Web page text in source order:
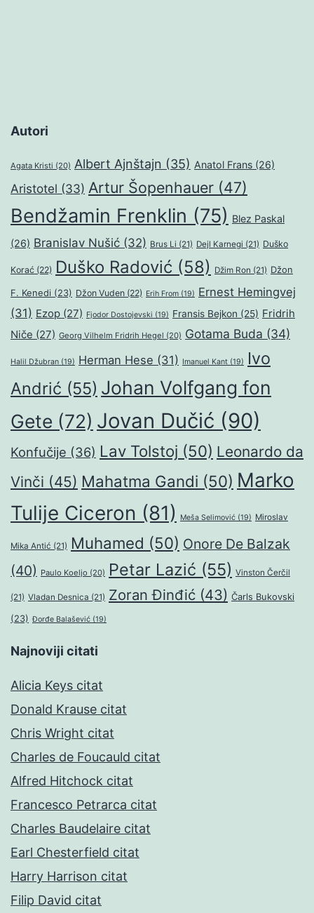
Autori
Agata Kristi (20) Albert Ajnštajn (35) Anatol Frans (26)
Aristotel (33) Artur Šopenhauer (47)
Bendžamin Frenklin (75) Blez Paskal
(26) Branislav Nušić (32) Brus Li (21) Dejl Karnegi (21) Duško
Korać (22) Duško Radović (58) Džim Ron (21) Džon
F. Kenedi (23) Džon Vuden (22) Erih From (19) Ernest Hemingvej
(31) Ezop (27) Fjodor Dostojevski (19) Fransis Bejkon (25) Fridrih
Niče (27) Georg Vilhelm Fridrih Hegel (20) Gotama Buda (34)
Halil Džubran (19) Herman Hese (31) Imanuel Kant (19)
Ivo
Andrić (55) Johan Volfgang fon
Gete (72) Jovan Dučić (90)
Konfučije (36) Lav Tolstoj (50) Leonardo da
Vinči (45) Mahatma Gandi (50) Marko
Tulije Ciceron (81) Meša Selimović (19) Miroslav
Mika Antić (21) Muhamed (50) Onore De Balzak
(40) Paulo Koeljo (20) Petar Lazić (55) Vinston Čerčil
(21) Vladan Desnica (21) Zoran Đinđić (43) Čarls Bukovski
(23) Đorđe Balašević (19)
Najnoviji citati
Alicia Keys citat
Donald Krause citat
Chris Wright citat
Charles de Foucauld citat
Alfred Hitchock citat
Francesco Petrarca citat
Charles Baudelaire citat
Earl Chesterfield citat
Harry Harrison citat
Filip David citat